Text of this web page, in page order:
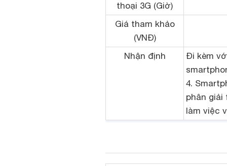
thoại 3G (Giờ)
Giá tham khảo
(VNĐ)
Nhận định
Đi kèm
4.
phân giải
làm việc